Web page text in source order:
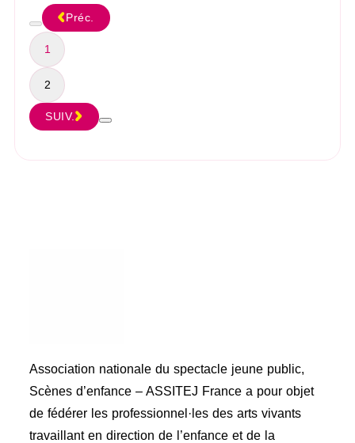
Préc.
1
2
SUIV.
Association nationale du spectacle jeune public,
Scènes d’enfance – ASSITEJ France a pour objet
de fédérer les professionnel·les des arts vivants
travaillant en direction de l’enfance et de la